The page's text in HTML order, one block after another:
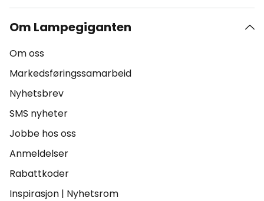
Om Lampegiganten
Om oss
Markedsføringssamarbeid
Nyhetsbrev
SMS nyheter
Jobbe hos oss
Anmeldelser
Rabattkoder
Inspirasjon | Nyhetsrom